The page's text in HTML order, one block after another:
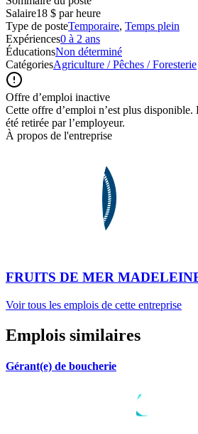
Salaire18 $ par heure
Type de posteTemporaire, Temps plein
Expériences0 à 2 ans
ÉducationsNon déterminé
CatégoriesAgriculture / Pêches / Foresterie
Offre d’emploi inactive
Cette offre d’emploi n’est plus
été retirée par l’employeur.
À propos de l'entreprise
FRUITS DE MER
Voir tous les emplois de cette entreprise
Emplois similaires
Gérant(e) de boucherie